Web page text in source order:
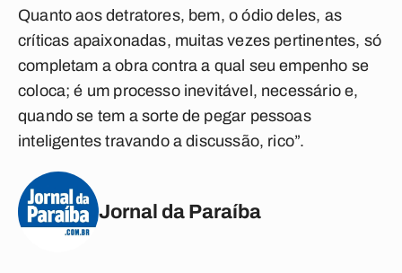
Quanto aos detratores, bem, o ódio deles, as
críticas apaixonadas, muitas vezes pertinentes, só
completam a obra contra a qual seu empenho se
coloca; é um processo inevitável, necessário e,
quando se tem a sorte de pegar pessoas
inteligentes travando a discussão, rico”.
Jornal da Paraíba